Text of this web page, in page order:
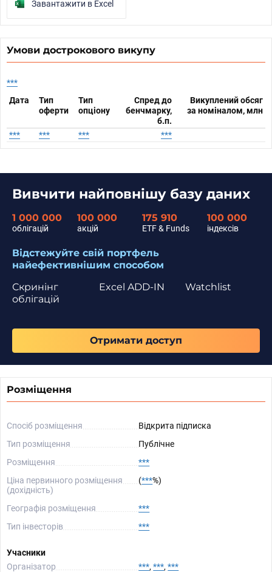
Завантажити в Excel
Умови дострокового викупу
***
Дата
Тип
оферти
Тип
опціону
Спред до
бенчмарку,
б.п.
Викуплений обсяг
за номіналом, млн
*** *** *** ***
Вивчити найповнішу базу даних
1 000 000
облігацій
100 000
акцій
175 910
ETF & Funds
100 000
індексів
Відстежуйте свій портфель
найефективнішим способом
Скринінг
облігацій
Watchlist
Excel ADD-IN
Отримати доступ
Розміщення
Спосіб розміщення
Відкрита підписка
Тип розміщення
Публічне
Розміщення
***
Ціна первинного розміщення
(дохідність)
(***%)
Географія розміщення
***
Тип інвесторів
***
Учасники
Організатор
***, ***, ***